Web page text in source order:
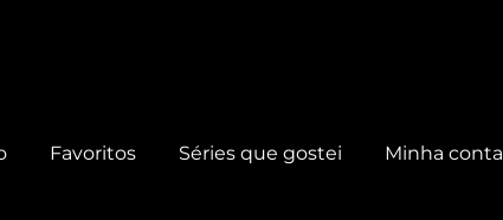
Favoritos Séries que gostei Minha conta